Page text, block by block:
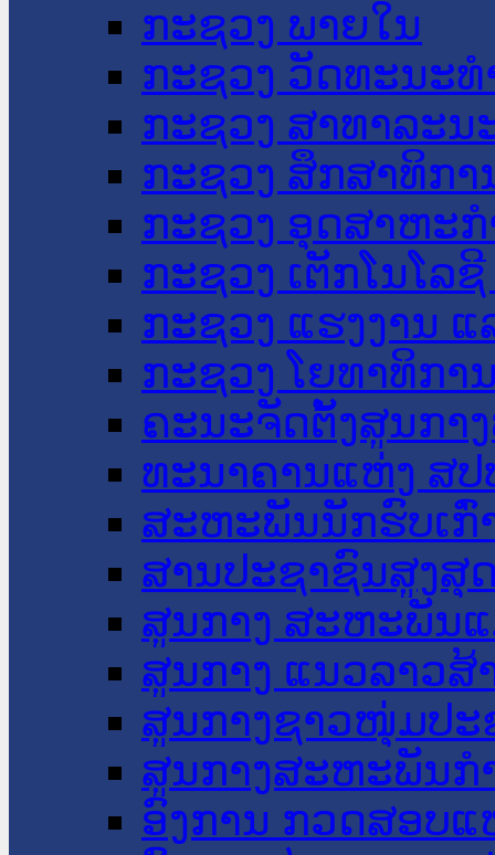
ກະຊວງ ພາຍໃນ
ກະຊວງ ວັດທະນະ
ກະຊວງ ສາທາລະນ
ກະຊວງ ສຶກສາທິກາ
ກະຊວງ ອຸດສາຫະ
ກະຊວງ ເຕັກໂນໂລ
ກະຊວງ ແຮງງານ
ກະຊວງ ໂຍທາທິກາ
ຄະນະຈັດຕັ້ງສູນກາ
ທະນາຄານແຫ່ງ ສປ
ສະຫະພັນນັກຮົບເກົ່
ສານປະຊາຊົນສູງສຸ
ສູນກາງ ສະຫະພັນ
ສູນກາງ ແນວລາວສ້
ສູນກາງຊາວໜຸ່ມປະ
ສູນກາງສະຫະພັນກ
ອົງການ ກວດສອບແ